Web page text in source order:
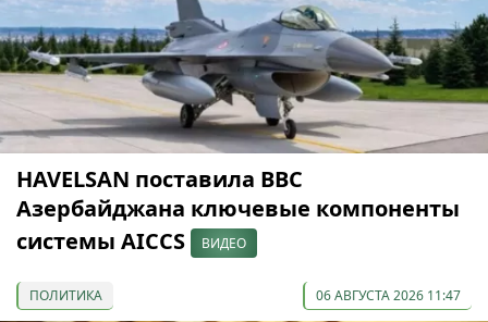
HAVELSAN поставила ВВС
Азербайджана ключевые компоненты
системы AICCS
ВИДЕО
ПОЛИТИКА 06 АВГУСТА 2026 11:47